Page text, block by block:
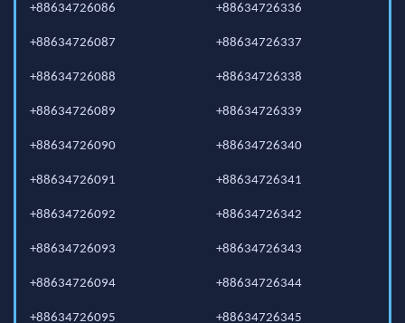
+88634726086
+88634726087
+88634726088
+88634726089
+88634726090
+88634726091
+88634726092
+88634726093
+88634726094
+88634726095
+88634726336
+88634726337
+88634726338
+88634726339
+88634726340
+88634726341
+88634726342
+88634726343
+88634726344
+88634726345